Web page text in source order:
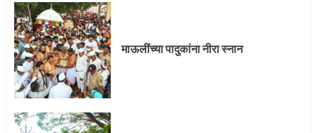
माऊलींच्या पादुकांना नीरा स्नान